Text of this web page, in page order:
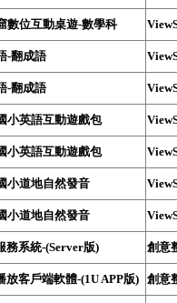
數位互動桌遊-數學科
-翻成語
-翻成語
小英語互動遊戲包
小英語互動遊戲包
小道地自然發音
小道地自然發音
務系統-(Server版) 創意
客戶端軟體-(1U APP版) 創意